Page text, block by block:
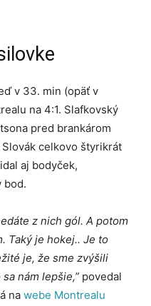
v 33. min (opäť v
na 4:1. Slafkovský
pred brankárom
celkovo štyrikrát
aj bodyček,
bod.
z nich gól. A potom
Taký je hokej.. Je to
je, že sme zvýšili
nám lepšie,” povedal
na webe Montrealu